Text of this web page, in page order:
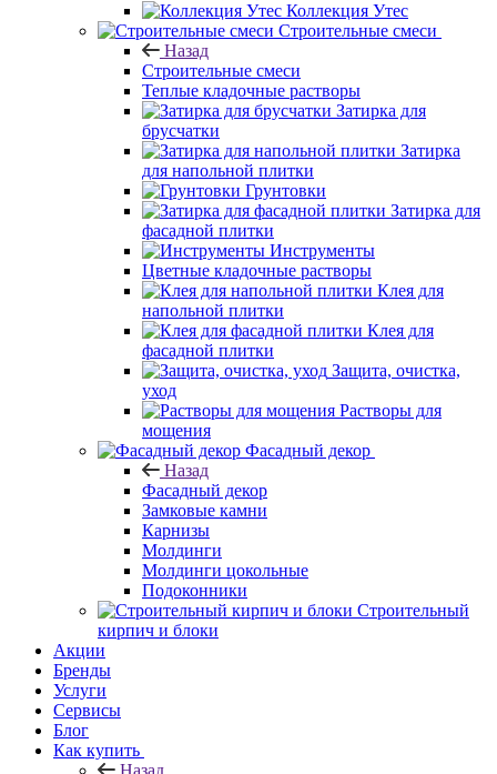
Коллекция Утес
Строительные смеси
Назад
Строительные смеси
Теплые кладочные растворы
Затирка для
брусчатки
Затирка
для напольной плитки
Грунтовки
Затирка для
фасадной плитки
Инструменты
Цветные кладочные растворы
Клея для
напольной плитки
Клея для
фасадной плитки
Защита, очистка,
уход
Растворы для
мощения
Фасадный декор
Назад
Фасадный декор
Замковые камни
Карнизы
Молдинги
Молдинги цокольные
Подоконники
Строительный
кирпич и блоки
Акции
Бренды
Услуги
Сервисы
Блог
Как купить
Назад